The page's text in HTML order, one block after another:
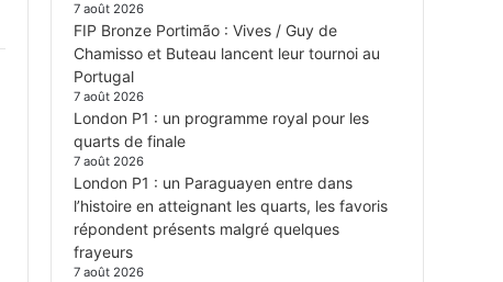
7 août 2026
FIP Bronze Portimão : Vives / Guy de
Chamisso et Buteau lancent leur tournoi au
Portugal
7 août 2026
London P1 : un programme royal pour les
quarts de finale
7 août 2026
London P1 : un Paraguayen entre dans
l’histoire en atteignant les quarts, les favoris
répondent présents malgré quelques
frayeurs
7 août 2026